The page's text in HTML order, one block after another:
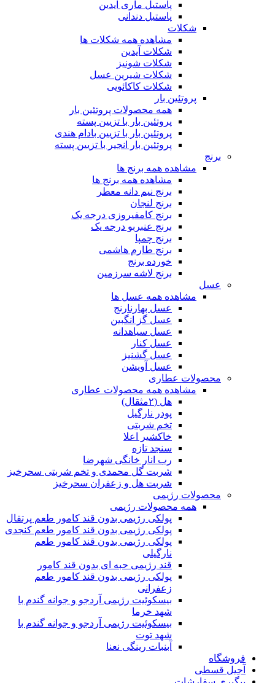
پاستیل ماری آیدین
پاستیل دندانی
شکلات
مشاهده همه شکلات ها
شکلات آیدین
شکلات شونیز
شکلات شیرین عسل
شکلات کاکائویی
پروتئین بار
همه محصولات پروتئین بار
پروتئین بار با تزیین پسته
پروتئین بار با تزیین بادام هندی
پروتئین بار انجیر با تزیین پسته
برنج
مشاهده همه برنج ها
مشاهده همه برنج ها
برنج نیم دانه معطر
برنج لنجان
برنج کامفیروزی درجه یک
برنج عنبربو درجه یک
برنج چمپا
برنج طارم هاشمی
خورده برنج
برنج لاشه سرزمین
عسل
مشاهده همه عسل ها
عسل بهارنارنج
عسل گز انگبین
عسل سیاهدانه
عسل کنار
عسل گشنیز
عسل آویشن
محصولات عطاری
مشاهده همه محصولات عطاری
هل (۲مثقال)
پودر نارگیل
تخم شربتی
خاکشیر اعلا
سنجد تازه
رب انار خانگی شهرضا
شربت گل محمدی و تخم شربتی سحرخیز
شربت هل و زعفران سحرخیز
محصولات رژیمی
همه محصولات رژیمی
پولکی رژیمی بدون قند کامور طعم پرتقال
پولکی رژیمی بدون قند کامور طعم کنجدی
پولکی رژیمی بدون قند کامور طعم
نارگیلی
قند رژیمی حبه ای بدون قند کامور
پولکی رژیمی بدون قند کامور طعم
زعفرانی
بيسکوئيت رژیمی آردجو و جوانه گندم با
شهد خرما
بيسکوئيت رژیمی آردجو و جوانه گندم با
شهد توت
آبنبات رینگی نعنا
فروشگاه
آجیل قسطی